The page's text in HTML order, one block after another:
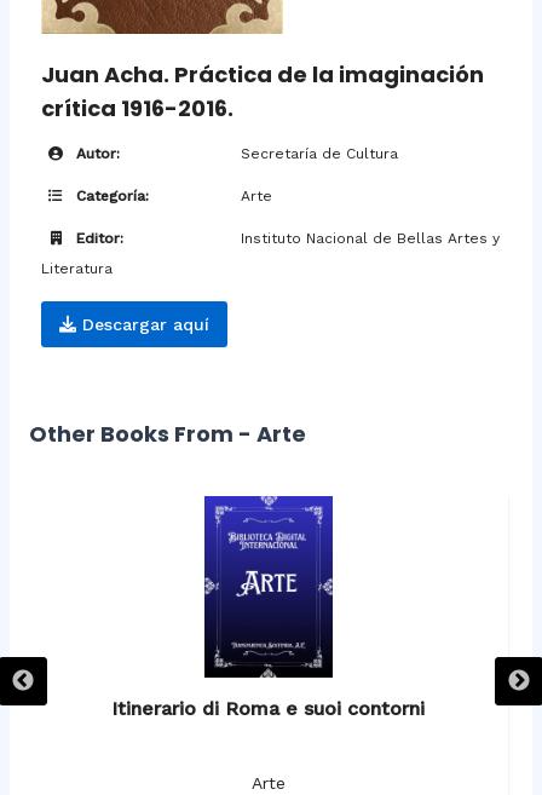
Juan Acha. Práctica de la imaginación
crítica 1916-2016.
Autor: Secretaría de Cultura
Categoría: Arte
Editor:
Instituto Nacional de Bellas Artes y
Literatura
Descargar aquí
Other Books From - Arte
Itinerario di Roma e suoi contorni
Arte